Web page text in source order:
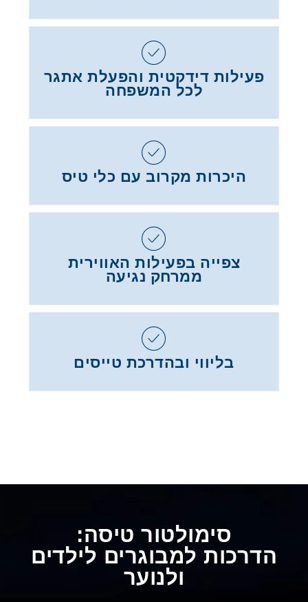
פעילות דידקטית והפעלת אתגר
לכל המשפחה
היכרות מקרוב עם כלי טיס
צפייה בפעילות האווירית
ממרחק נגיעה
בליווי ובהדרכת טייסים
סימולטור טיסה:
הדרכות למבוגרים לילדים
ולנוער